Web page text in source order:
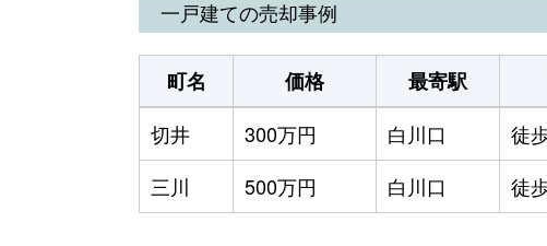
一戸建ての売却事例
町名 価格 最寄駅
切井
300万円 白川口 徒
三川
500万円 白川口 徒